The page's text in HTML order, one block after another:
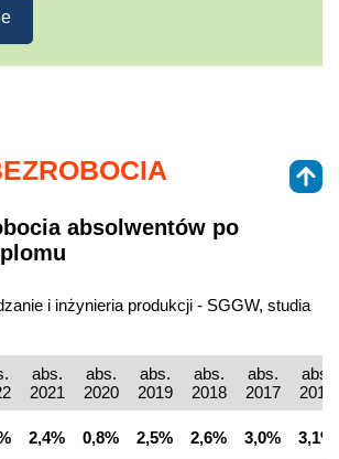
absolwentów po
i inżynieria produkcji - SGGW, studia
abs.
2021
abs.
2020
abs.
2019
abs.
2018
abs.
2017
abs.
2016
2,4% 0,8% 2,5% 2,6% 3,0% 3,1%